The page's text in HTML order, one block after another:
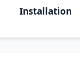
Installation